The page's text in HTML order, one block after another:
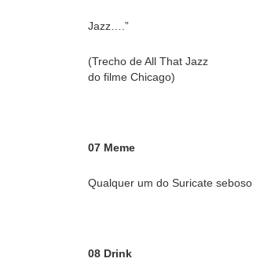
Jazz….”
(Trecho de All That Jazz
do filme Chicago)
07 Meme
Qualquer um do Suricate seboso
08 Drink